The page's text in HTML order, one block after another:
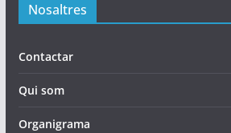
Nosaltres
Contactar
Qui som
Organigrama